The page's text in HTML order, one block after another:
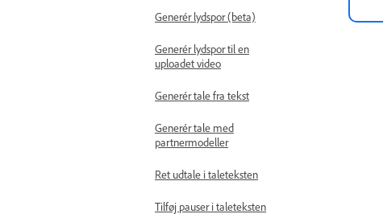
Generér lydspor (beta)
Generér lydspor til en
uploadet video
Generér tale fra tekst
Generér tale med
partnermodeller
Ret udtale i taleteksten
Tilføj pauser i taleteksten